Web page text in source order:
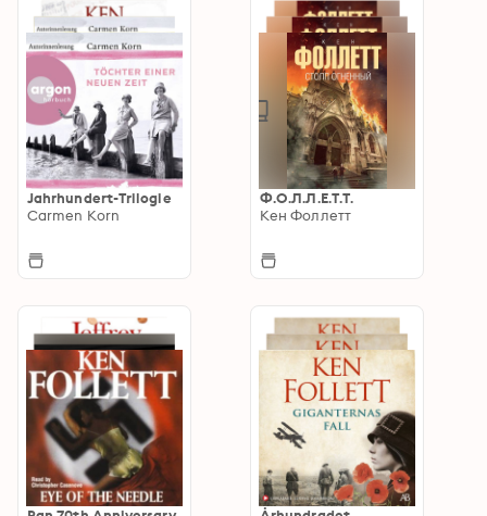
Jahrhundert-Trilogie
Carmen Korn
Ф.О.Л.Л.Е.Т.Т.
Кен Фоллетт